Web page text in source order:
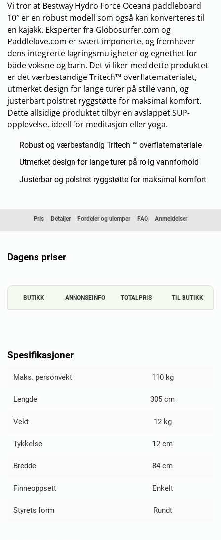
Vi tror at Bestway Hydro Force Oceana paddleboard
10″ er en robust modell som også kan konverteres til
en kajakk. Eksperter fra Globosurfer.com og
Paddlelove.com er svært imponerte, og fremhever
dens integrerte lagringsmuligheter og egnethet for
både voksne og barn. Det vi liker med dette produktet
er det værbestandige Tritech™ overflatematerialet,
utmerket design for lange turer på stille vann, og
justerbart polstret ryggstøtte for maksimal komfort.
Dette allsidige produktet tilbyr en avslappet SUP-
opplevelse, ideell for meditasjon eller yoga.
Robust og værbestandig Tritech ™ overflatemateriale
Utmerket design for lange turer på rolig vannforhold
Justerbar og polstret ryggstøtte for maksimal komfort
Pris Detaljer Fordeler og ulemper FAQ Anmeldelser
Dagens priser
BUTIKK ANNONSEINFO TOTALPRIS TIL BUTIKK
Spesifikasjoner
Maks. personvekt 110 kg
Lengde 305 cm
Vekt 12 kg
Tykkelse 12 cm
Bredde 84 cm
Finneoppsett Enkelt
Styrets form Rundt